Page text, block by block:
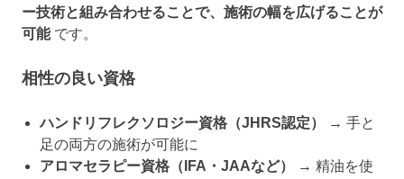
ー技術と組み合わせることで、施術の幅を広げることが
可能です。
相性の良い資格
ハンドリフレクソロジー資格（JHRS認定）
→ 手と
足の両方の施術が可能に
アロマセラピー資格（IFA・JAAなど）
→ 精油を使